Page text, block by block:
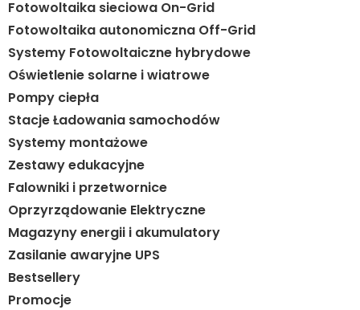
Fotowoltaika sieciowa On-Grid
Fotowoltaika autonomiczna Off-Grid
Systemy Fotowoltaiczne hybrydowe
Oświetlenie solarne i wiatrowe
Pompy ciepła
Stacje Ładowania samochodów
Systemy montażowe
Zestawy edukacyjne
Falowniki i przetwornice
Oprzyrządowanie Elektryczne
Magazyny energii i akumulatory
Zasilanie awaryjne UPS
Bestsellery
Promocje